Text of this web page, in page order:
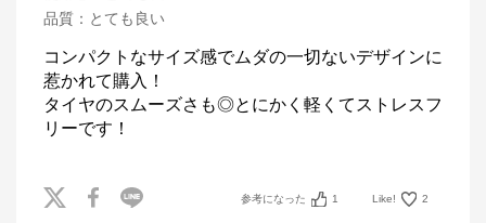
品質 ： とても良い
コンパクトなサイズ感でムダの一切ないデザインに
惹かれて購入！
タイヤのスムーズさも◎とにかく軽くてストレスフ
リーです！
参考になった 1 Like! 2